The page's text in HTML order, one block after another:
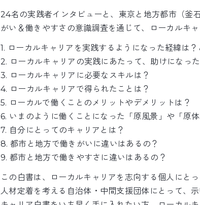
24名の実践者インタビューと、東京と地方都市（釜
がい＆働きやすさの意識調査を通じて、ローカルキ
1. ローカルキャリアを実践するようになった経緯は
2. ローカルキャリアの実践にあたって、助けになっ
3. ローカルキャリアに必要なスキルは？
4. ローカルキャリアで得られたことは？
5. ローカルで働くことのメリットやデメリットは？
6. いまのように働くことになった「原風景」や「原
7. 自分にとってのキャリアとは？
8. 都市と地方で働きがいに違いはあるの？
9. 都市と地方で働きやすさに違いはあるの？
この白書は、ローカルキャリアを志向する個人にと
人材定着を考える自治体・中間支援団体にとって、